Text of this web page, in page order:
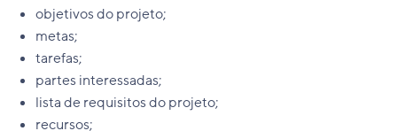
objetivos do projeto;
metas;
tarefas;
partes interessadas;
lista de requisitos do projeto;
recursos;